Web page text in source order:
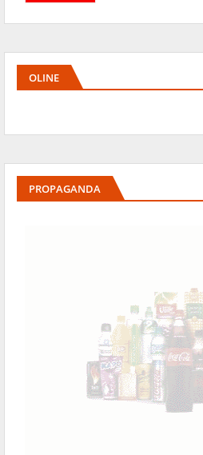
OLINE
PROPAGANDA